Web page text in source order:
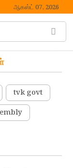
ஆகஸ்ட் 07, 2026
தேடல்
… M
tvk govt